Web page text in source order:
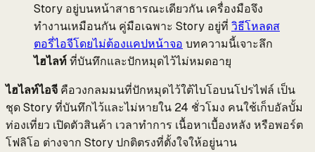
Story อยู่บนหน้าสาธารณะเดียวกัน เครื่องมือจึง
ทำงานเหมือนกัน คู่มือเฉพาะ Story อยู่ที่ วิธีโหลดส
ตอรี่ไอจีโดยไม่ต้องแคปหน้าจอ บทความนี้เจาะลึก
ไฮไลท์ที่บันทึกและปักหมุดไว้ไม่หมดอายุ
ไฮไลท์ไอจี คือวงกลมมนที่ปักหมุดไว้ใต้ไบโอบนโปรไฟล์ เป็น
ชุด Story ที่บันทึกไว้และไม่หายใน 24 ชั่วโมง คนใช้เก็บอัลบั้ม
ท่องเที่ยว เปิดตัวสินค้า เวลาทำการ เนื้อหาเบื้องหลัง หรือพอร์ต
โฟลิโอ ต่างจาก Story ปกติตรงที่ตั้งใจให้อยู่นาน